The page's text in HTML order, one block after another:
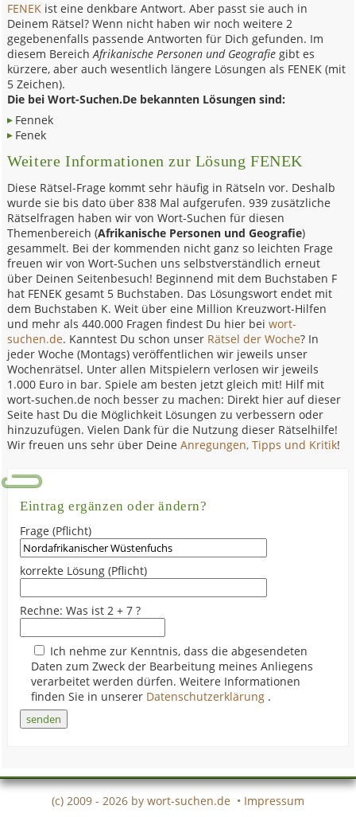
FENEK ist eine denkbare Antwort. Aber passt sie auch in
Deinem Rätsel? Wenn nicht haben wir noch weitere 2
gegebenenfalls passende Antworten für Dich gefunden. Im
diesem BereichAfrikanische Personen und Geografie gibt es
kürzere, aber auch wesentlich längere Lösungen als FENEK (mit
5 Zeichen).
Die bei Wort-Suchen.De bekannten Lösungen sind:
Fennek
Fenek
Weitere Informationen zur Lösung FENEK
Diese Rätsel-Frage kommt sehr häufig in Rätseln vor. Deshalb
wurde sie bis dato über 838 Mal aufgerufen. 939 zusätzliche
Rätselfragen haben wir von Wort-Suchen für diesen
Themenbereich (Afrikanische Personen und Geografie)
gesammelt. Bei der kommenden nicht ganz so leichten Frage
freuen wir von Wort-Suchen uns selbstverständlich erneut
über Deinen Seitenbesuch! Beginnend mit dem Buchstaben F
hat FENEK gesamt 5 Buchstaben. Das Lösungswort endet mit
dem Buchstaben K. Weit über eine Million Kreuzwort-Hilfen
und mehr als 440.000 Fragen findest Du hier beiwort-
suchen.de. Kanntest Du schon unser Rätsel der Woche? In
jeder Woche (Montags) veröffentlichen wir jeweils unser
Wochenrätsel. Unter allen Mitspielern verlosen wir jeweils
1.000 Euro in bar. Spiele am besten jetzt gleich mit! Hilf mit
wort-suchen.de noch besser zu machen: Direkt hier auf dieser
Seite hast Du die Möglichkeit Lösungen zu verbessern oder
hinzuzufügen. Vielen Dank für die Nutzung dieser Rätselhilfe!
Wir freuen uns sehr über DeineAnregungen, Tipps und Kritik!
Eintrag ergänzen oder ändern?
Frage (Pflicht)
korrekte Lösung (Pflicht)
Rechne: Was ist 2 + 7 ?
Ich nehme zur Kenntnis, dass die abgesendeten
Daten zum Zweck der Bearbeitung meines Anliegens
verarbeitet werden dürfen. Weitere Informationen
finden Sie in unserer Datenschutzerklärung .
(c) 2009 - 2026 by wort-suchen.de • Impressum